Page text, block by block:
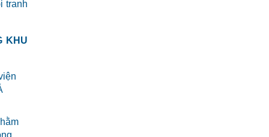
tranh
KHU